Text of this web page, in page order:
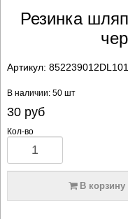
Резинка
Артикул: 852239012DL101
В наличии: 50 шт
30руб
Кол-во
В корзину